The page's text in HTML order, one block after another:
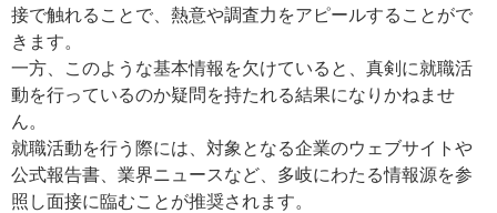
接で触れることで、熱意や調査力をアピールすることがで
きます。
一方、このような基本情報を欠けていると、真剣に就職活
動を行っているのか疑問を持たれる結果になりかねませ
ん。
就職活動を行う際には、対象となる企業のウェブサイトや
公式報告書、業界ニュースなど、多岐にわたる情報源を参
照し面接に臨むことが推奨されます。